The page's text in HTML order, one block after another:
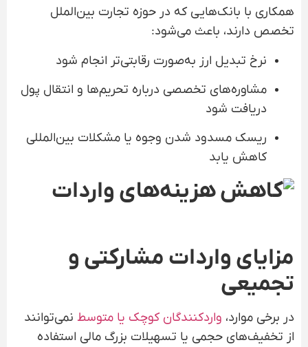
همکاری با بانک‌هایی که در حوزه تجارت بین‌الملل
تخصص دارند، باعث می‌شود:
نرخ تبدیل ارز به‌صورت رقابتی‌تر انجام شود
مشاوره‌های تخصصی درباره تحریم‌ها و انتقال پول
دریافت شود
ریسک مسدود شدن وجوه یا مشکلات بین‌المللی
کاهش یابد
مزایای واردات مشارکتی و
تجمیعی
در برخی موارد، واردکنندگان کوچک یا متوسط نمی‌توانند
از تخفیف‌های حجمی یا تسهیلات بزرگ مالی استفاده